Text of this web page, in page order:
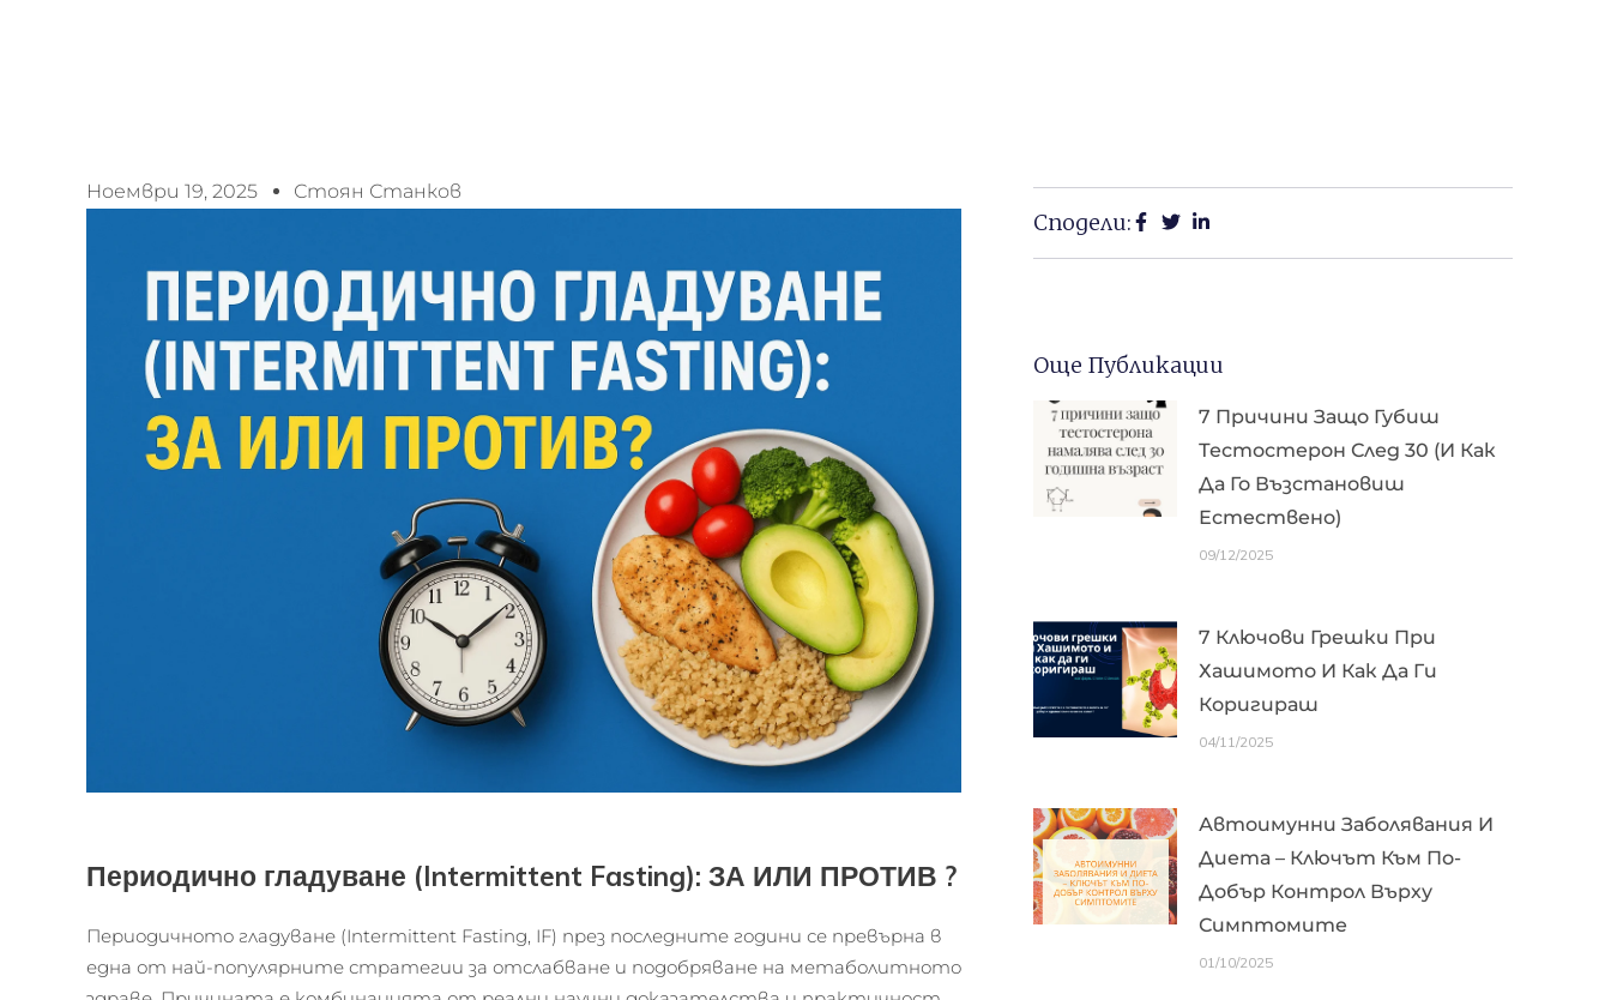
Ноември 19, 2025 Стоян Станков
Периодично гладуване (Intermittent Fasting): ЗА ИЛИ ПРОТИВ ?
Периодичното гладуване (Intermittent Fasting, IF) през последните години се превърна в
една от най-популярните стратегии за отслабване и подобряване на метаболитното
Сподели:
Още Публикации
7 Причини Защо Губиш
Тестостерон След 30 (и Как
Да Го Възстановиш
Естествено)
09/12/2025
7 Ключови Грешки При
Хашимото И Как Да Ги
Коригираш
04/11/2025
Автоимунни Заболявания И
Диета – Ключът Към По-
Добър Контрол Върху
Симптомите
01/10/2025